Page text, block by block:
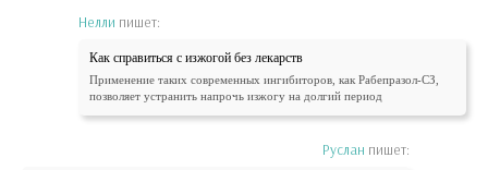
Нелли пишет:
Как справиться с изжогой без лекарств
Применение таких современных ингибиторов, как Рабепразол-СЗ,
позволяет устранить напрочь изжогу на долгий период
Руслан пишет: